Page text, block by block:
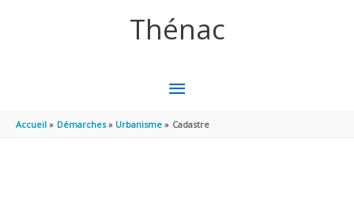
Thénac
MENU
PRINCIPAL
Accueil Démarches Urbanisme Cadastre